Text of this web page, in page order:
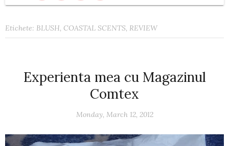
Etichete: BLUSH, COASTAL SCENTS, REVIEW
Experienta mea cu Magazinul
Comtex
Monday, March 12, 2012